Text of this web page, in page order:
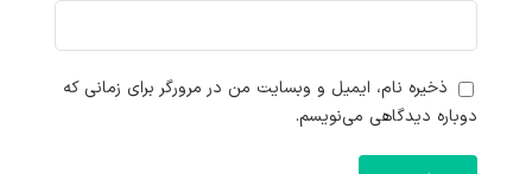
ذخیره نام، ایمیل و وبسایت من در مرورگر برای زمانی که
دوباره دیدگاهی می‌نویسم.